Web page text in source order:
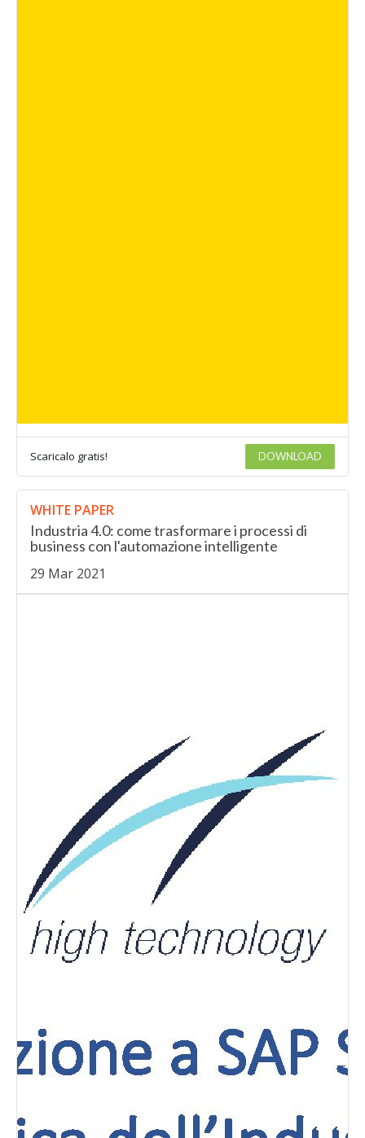
Scaricalo gratis! DOWNLOAD
WHITE PAPER
Industria 4.0: come trasformare i processi di
business con l'automazione intelligente
29 Mar 2021